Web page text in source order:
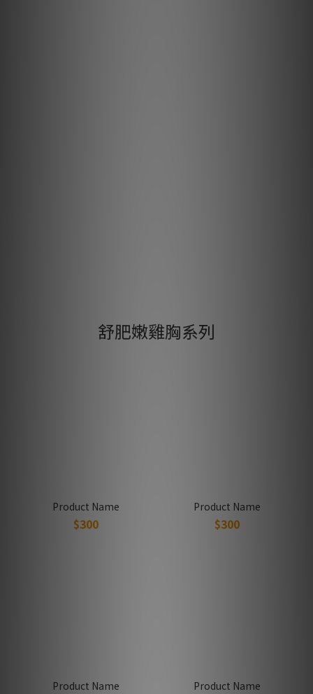
舒肥嫩雞胸系列
Product Name
$300
Product Name
$300
Product Name Product Name